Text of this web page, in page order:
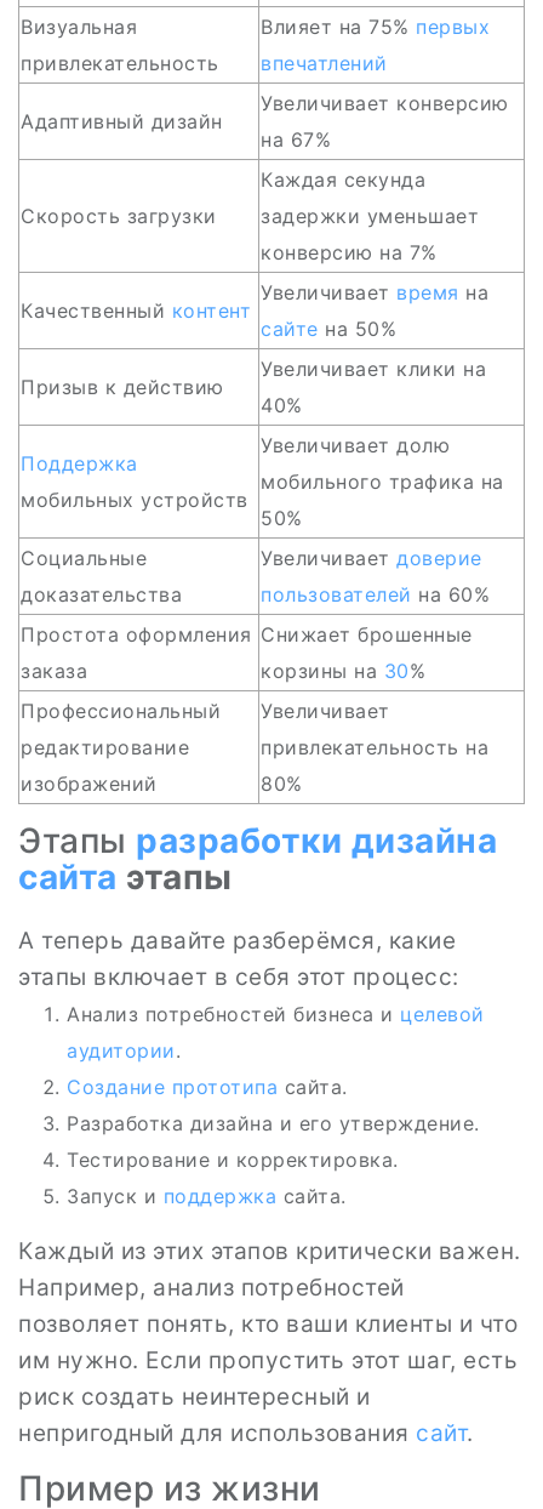
Визуальная
привлекательность
Влияет на 75% первых
впечатлений
Адаптивный дизайн
Увеличивает конверсию
на 67%
Скорость загрузки
Каждая секунда
задержки уменьшает
конверсию на 7%
Качественный контент
Увеличивает время на
сайте на 50%
Призыв к действию
Увеличивает клики на
40%
Поддержка
мобильных устройств
Увеличивает долю
мобильного трафика на
50%
Социальные
доказательства
Увеличивает доверие
пользователей на 60%
Простота оформления
заказа
Снижает брошенные
корзины на 30%
Профессиональный
редактирование
изображений
Увеличивает
привлекательность на
80%
Этапы разработки дизайна
сайта этапы
А теперь давайте разберёмся, какие
этапы включает в себя этот процесс:
Анализ потребностей бизнеса и целевой
аудитории.
Создание прототипа сайта.
Разработка дизайна и его утверждение.
Тестирование и корректировка.
Запуск и поддержка сайта.
Каждый из этих этапов критически важен.
Например, анализ потребностей
позволяет понять, кто ваши клиенты и что
им нужно. Если пропустить этот шаг, есть
риск создать неинтересный и
непригодный для использования сайт.
Пример из жизни